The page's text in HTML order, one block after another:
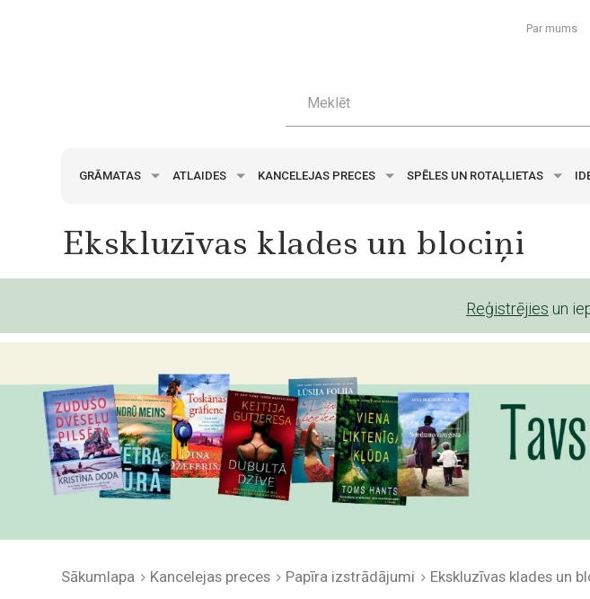
Par mums
GRĀMATAS ATLAIDES KANCELEJAS PRECES SPĒLES UN ROTAĻLIETAS
Ekskluzīvas klades un blociņi
Reģistrējies un
Sākumlapa Kancelejas preces Papīra izstrādājumi Ekskluzīvas klades un